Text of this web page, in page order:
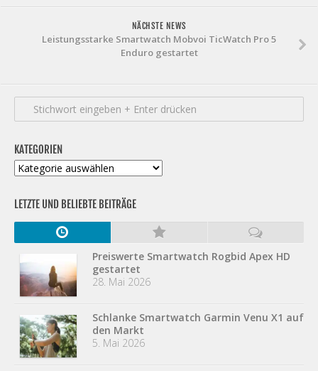
NÄCHSTE NEWS
Leistungsstarke Smartwatch Mobvoi TicWatch Pro 5
Enduro gestartet
KATEGORIEN
Kategorien
LETZTE UND BELIEBTE BEITRÄGE
Preiswerte Smartwatch Rogbid Apex HD
gestartet
28. Mai 2026
Schlanke Smartwatch Garmin Venu X1 auf
den Markt
5. Mai 2026